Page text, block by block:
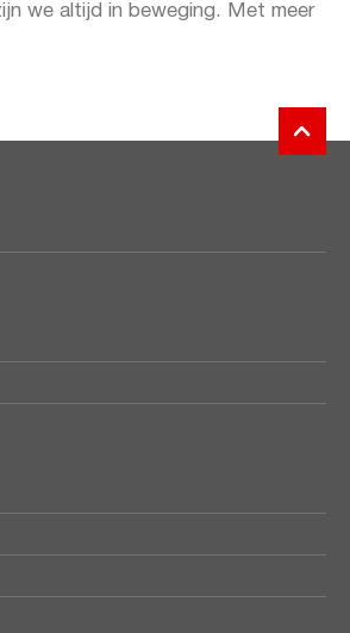
we altijd in beweging. Met meer